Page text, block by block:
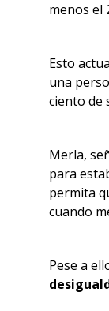
menos el
Esto
una
ciento de
Merla,
para
permita
cuando
Pese a